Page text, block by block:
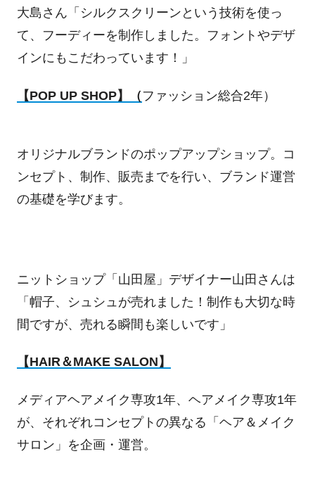
大島さん「シルクスクリーンという技術を使っ
て、フーディーを制作しました。フォントやデザ
インにもこだわっています！」
【POP UP SHOP】（ ファッション総合2年）
オリジナルブランドのポップアップショップ。コ
ンセプト、制作、販売までを行い、ブランド運営
の基礎を学びます。
ニットショップ「山田屋」デザイナー山田さんは
「帽子、シュシュが売れました！制作も大切な時
間ですが、売れる瞬間も楽しいです」
【HAIR＆MAKE SALON 】
メディアヘアメイク専攻1年、ヘアメイク専攻1年
が、それぞれコンセプトの異なる「ヘア＆メイク
サロン」を企画・運営。